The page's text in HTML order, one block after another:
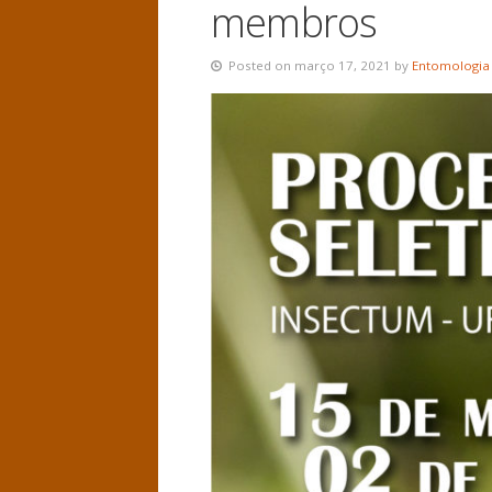
membros
Posted on março 17, 2021 by Entomologia